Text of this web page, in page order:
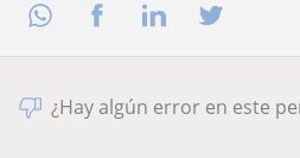
¿Hay algún error en este